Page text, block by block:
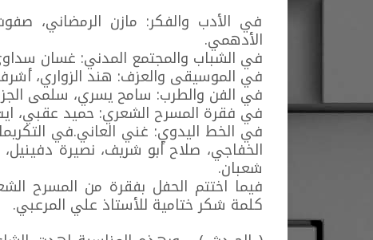
في الأدب والفكر: مازن الرمضاني،
الأدهمي.
في الشباب والمجتمع المدني: غسان
في الموسيقى والعزف: هند الزواري،
في الفن والطرب: سامح يسري، سلمى
في فقرة المسرح الشعري: حميد عقبي،
في الخط اليدوي: غني العاني.في
الخفاجي، صلاح أبو شريف، نصيرة
شعبان.
فيما اختتم الحفل بفقرة من المسرح
كلمة شكر ختامية للأستاذ علي المرعبي.